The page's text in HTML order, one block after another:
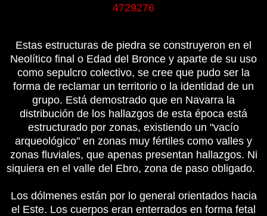
4729276
Estas estructuras de piedra se construyeron en el
Neolítico final o Edad del Bronce y aparte de su uso
como sepulcro colectivo, se cree que pudo ser la
forma de reclamar un territorio o la identidad de un
grupo. Está demostrado que en Navarra la
distribución de los hallazgos de esta época está
estructurado por zonas, existiendo un "vacío
arqueológico" en zonas muy fértiles como valles y
zonas fluviales, que apenas presentan hallazgos. Ni
siquiera en el valle del Ebro, zona de paso obligado.
Los dólmenes están por lo general orientados hacia
el Este. Los cuerpos eran enterrados en forma fetal